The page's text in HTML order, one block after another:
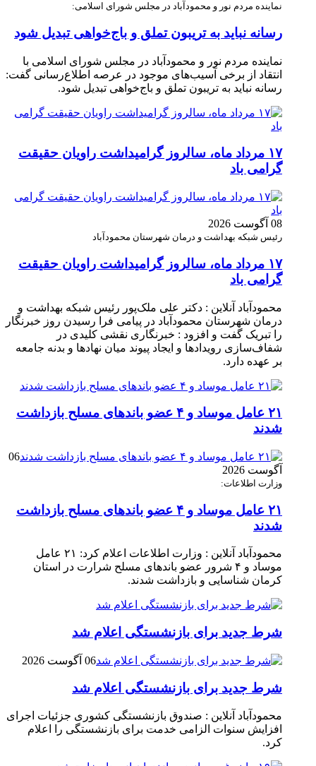
نماینده مردم نور و محمودآباد در مجلس شورای اسلامی:
رسانه نباید به تریبون تملق و باج‌خواهی تبدیل شود
نماینده مردم نور و محمودآباد در مجلس شورای اسلامی با
انتقاد از برخی آسیب‌های موجود در عرصه اطلاع‌رسانی گفت:
رسانه نباید به تریبون تملق و باج‌خواهی تبدیل شود.
۱۷ مرداد ماه، سالروز گرامیداشت راویان حقیقت
گرامی باد
08 آگوست 2026
رئیس شبکه بهداشت و درمان شهرستان محمودآباد
۱۷ مرداد ماه، سالروز گرامیداشت راویان حقیقت
گرامی باد
محمودآباد آنلاین : دکتر علی ملک‌پور رئیس شبکه بهداشت و
درمان شهرستان محمودآباد در پیامی فرا رسیدن روز خبرنگار
را تبریک گفت و افزود : خبرنگاری نقشی کلیدی در
شفاف‌سازی رویدادها و ایجاد پیوند میان نهادها و بدنه جامعه
بر عهده دارد.
۲۱ عامل موساد و ۴ عضو باند‌های مسلح بازداشت
شدند
06
آگوست 2026
وزارت اطلاعات:
۲۱ عامل موساد و ۴ عضو باند‌های مسلح بازداشت
شدند
محمودآباد آنلاین : وزارت اطلاعات اعلام کرد: ۲۱ عامل
موساد و ۴ شرور عضو باند‌های مسلح شرارت در استان
کرمان شناسایی و بازداشت شدند.
شرط جدید برای بازنشستگی اعلام شد
06 آگوست 2026
شرط جدید برای بازنشستگی اعلام شد
محمودآباد آنلاین : صندوق بازنشستگی کشوری جزئیات اجرای
افزایش سنوات الزامی خدمت برای بازنشستگی را اعلام
کرد.